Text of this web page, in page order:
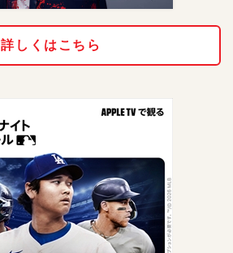
詳しくはこちら